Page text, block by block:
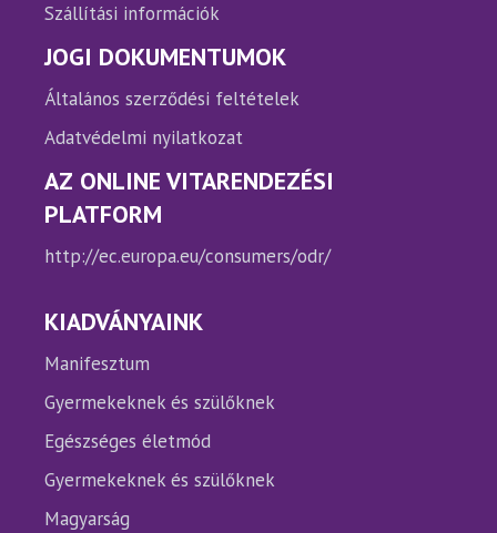
Szállítási információk
JOGI DOKUMENTUMOK
Általános szerződési feltételek
Adatvédelmi nyilatkozat
AZ ONLINE VITARENDEZÉSI
PLATFORM
http://ec.europa.eu/consumers/odr/
KIADVÁNYAINK
Manifesztum
Gyermekeknek és szülőknek
Egészséges életmód
Gyermekeknek és szülőknek
Magyarság